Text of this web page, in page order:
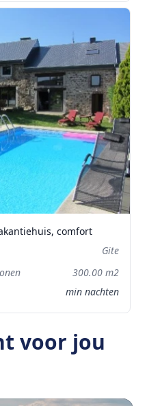
comfort
Gite
300.00 m2
min nachten
voor jou